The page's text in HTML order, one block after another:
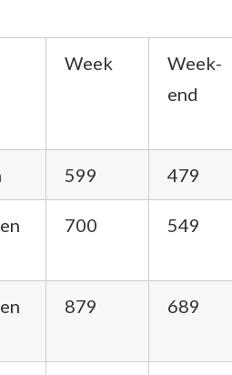
Week
Week-
end
599 479
700 549
879 689